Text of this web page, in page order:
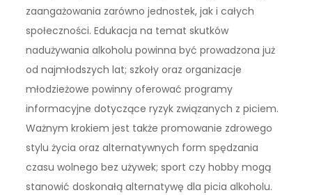
zaangażowania zarówno jednostek, jak i całych
społeczności. Edukacja na temat skutków
nadużywania alkoholu powinna być prowadzona już
od najmłodszych lat; szkoły oraz organizacje
młodzieżowe powinny oferować programy
informacyjne dotyczące ryzyk związanych z piciem.
Ważnym krokiem jest także promowanie zdrowego
stylu życia oraz alternatywnych form spędzania
czasu wolnego bez używek; sport czy hobby mogą
stanowić doskonałą alternatywę dla picia alkoholu.